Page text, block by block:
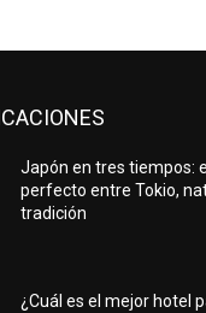
Japón en tres tiempos:
perfecto entre Tokio,
tradición
¿Cuál es el mejor hotel